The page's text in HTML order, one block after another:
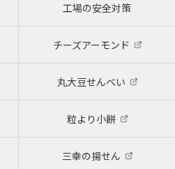
工場の安全対策
チーズアーモンド
丸大豆せんべい
粒より小餅
三幸の揚せん